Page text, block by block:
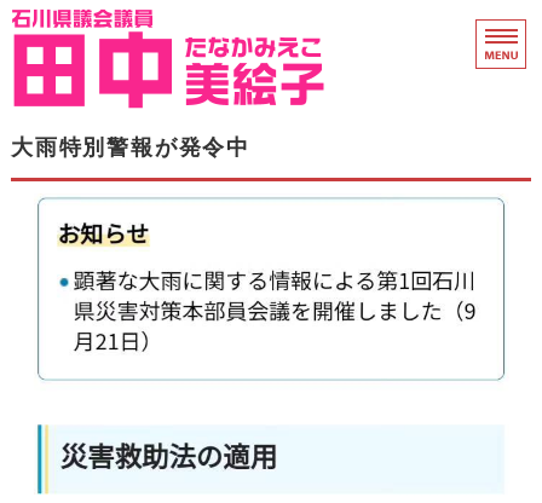
石川県議会議員 田中
ホーム
県議会活動
プロフィール
衆院議員時代
支援のお願い
大雨特別警報が発令中